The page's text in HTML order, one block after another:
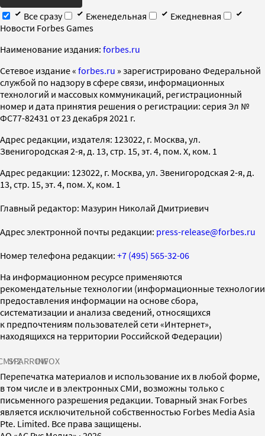
Все сразу
Еженедельная
Ежедневная
Новости Forbes Games
Наименование издания: forbes.ru
Cетевое издание « forbes.ru » зарегистрировано Федеральной
службой по надзору в сфере связи, информационных
технологий и массовых коммуникаций, регистрационный
номер и дата принятия решения о регистрации: серия Эл №
ФС77-82431 от 23 декабря 2021 г.
Адрес редакции, издателя: 123022, г. Москва, ул.
Звенигородская 2-я, д. 13, стр. 15, эт. 4, пом. X, ком. 1
Адрес редакции: 123022, г. Москва, ул. Звенигородская 2-я, д.
13, стр. 15, эт. 4, пом. X, ком. 1
Главный редактор: Мазурин Николай Дмитриевич
Адрес электронной почты редакции: press-release@forbes.ru
Номер телефона редакции: +7 (495) 565-32-06
На информационном ресурсе применяются
рекомендательные технологии (информационные технологии
предоставления информации на основе сбора,
систематизации и анализа сведений, относящихся
к предпочтениям пользователей сети «Интернет»,
находящихся на территории Российской Федерации)
SPARROWINFOX
Перепечатка материалов и использование их в любой форме,
в том числе и в электронных СМИ, возможны только с
письменного разрешения редакции. Товарный знак Forbes
является исключительной собственностью Forbes Media Asia
Pte. Limited. Все права защищены.